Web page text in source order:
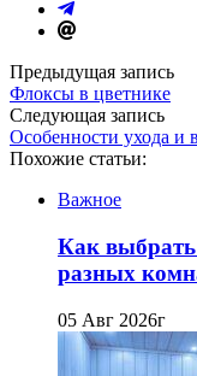
Предыдущая запись
Флоксы в цветнике
Следующая запись
Особенности ухода
Похожие статьи:
Важное
Как
разных
05 Авг 2026г